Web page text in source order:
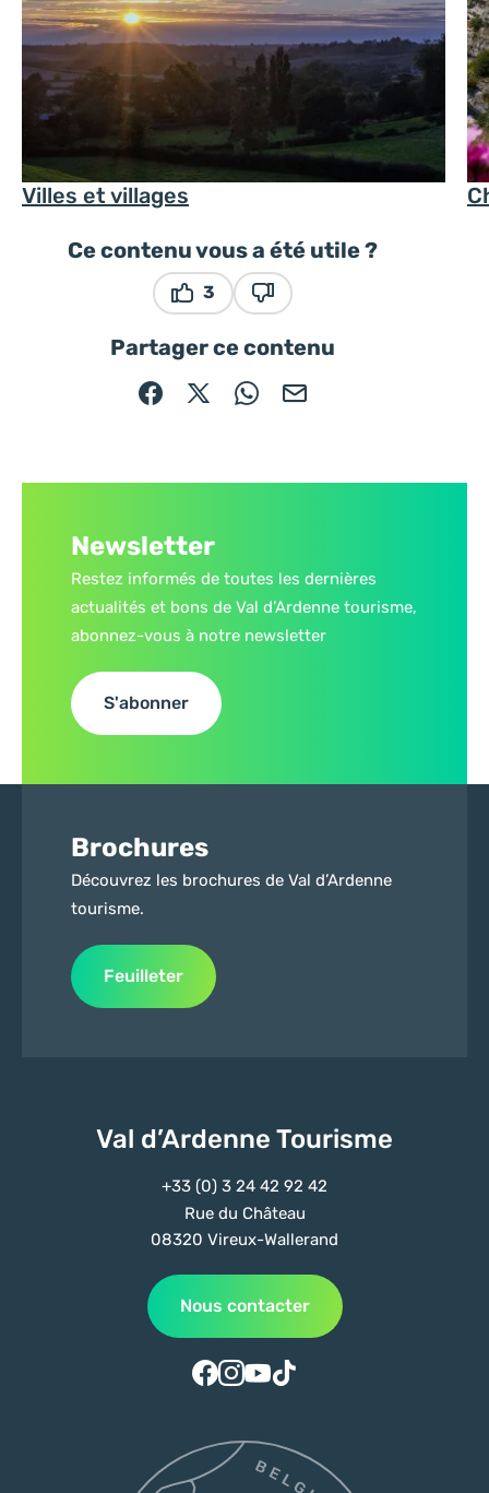
Villes et villages
Ce contenu vous a été utile ?
3
Partager ce contenu
Partager sur Facebook (nouvelle fenêtre)
Partager sur X / Twitter (nouvelle
Partager sur WhatsApp
Partager par mail
Newsletter
Restez informés de toutes les dernières
actualités et bons de Val d’Ardenne tourisme,
abonnez-vous à notre newsletter
S'abonner
Brochures
Découvrez les brochures de Val d’Ardenne
tourisme.
Feuilleter
Val d’Ardenne Tourisme
+33 (0) 3 24 42 92 42
Rue du Château
08320 Vireux-Wallerand
Nous contacter
Suivez-nous sur Facebook
Suivez-nous sur Instagram
Suivez-nous sur Youtube
Suivez-nous sur Tiktok